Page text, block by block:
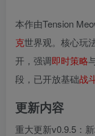
本作由Tension
克世界观。核心玩
开，强调即时策略
段，已开放基础战
更新内容
重大更新v0.9.5：